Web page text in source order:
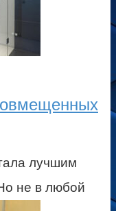
лучшим
не в любой